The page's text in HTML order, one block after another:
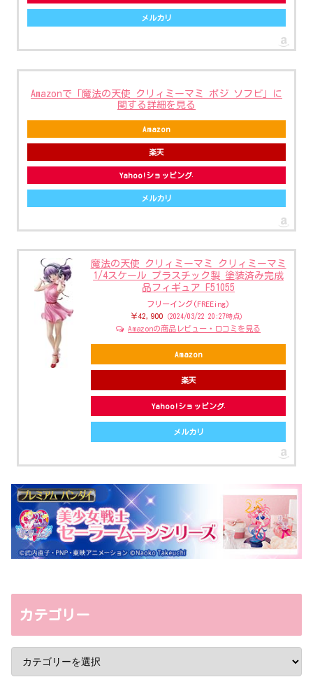
メルカリ
Amazonで「魔法の天使 クリィミーマミ ポジ ソフビ」に
関する詳細を見る
Amazon
楽天
Yahoo!ショッピング
メルカリ
魔法の天使 クリィミーマミ クリィミーマミ
1/4スケール プラスチック製 塗装済み完成
品フィギュア F51055
フリーイング(FREEing)
￥42,900 （2024/03/22 20:27時点）
Amazonの商品レビュー・口コミを見る
Amazon
楽天
Yahoo!ショッピング
メルカリ
カテゴリー